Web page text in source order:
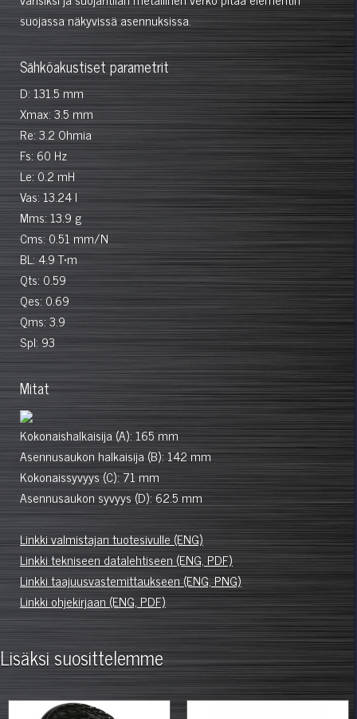
suojassa näkyvissä asennuksissa.
Sähköakustiset parametrit
D: 131.5 mm
Xmax: 3.5 mm
Re: 3.2 Ohmia
Fs: 60 Hz
Le: 0.2 mH
Vas: 13.24 l
Mms: 13.9 g
Cms: 0.51 mm/N
BL: 4.9 T•m
Qts: 0.59
Qes: 0.69
Qms: 3.9
Spl: 93
Mitat
Kokonaishalkaisija (A): 165 mm
Asennusaukon halkaisija (B): 142 mm
Kokonaissyvyys (C): 71 mm
Asennusaukon syvyys (D): 62.5 mm
Linkki valmistajan tuotesivulle (ENG)
Linkki tekniseen datalehtiseen (ENG, PDF)
Linkki taajuusvastemittaukseen (ENG, PNG)
Linkki ohjekirjaan (ENG, PDF)
Lisäksi suosittelemme